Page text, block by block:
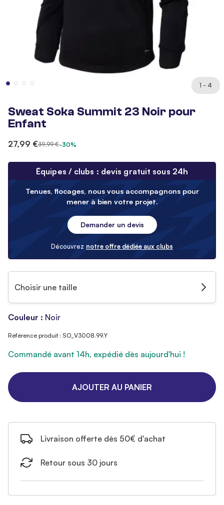
1 - 4
Sweat Soka Summit 23 Noir pour
Enfant
27,99 €39,99 €-30%
Équipes / clubs : devis gratuit sous 24h
Tenues, flocages, nous vous accompagnons pour
mener à bien votre projet.
Demander un devis
Découvrez notre offre dédiée aux clubs
Choisir une taille
Couleur : Noir
Référence produit : SO_V3008.99.Y
Commandé avant 14h, expédié dès aujourd'hui !
AJOUTER AU PANIER
Livraison offerte dès 50€ d'achat
Retour sous 30 jours